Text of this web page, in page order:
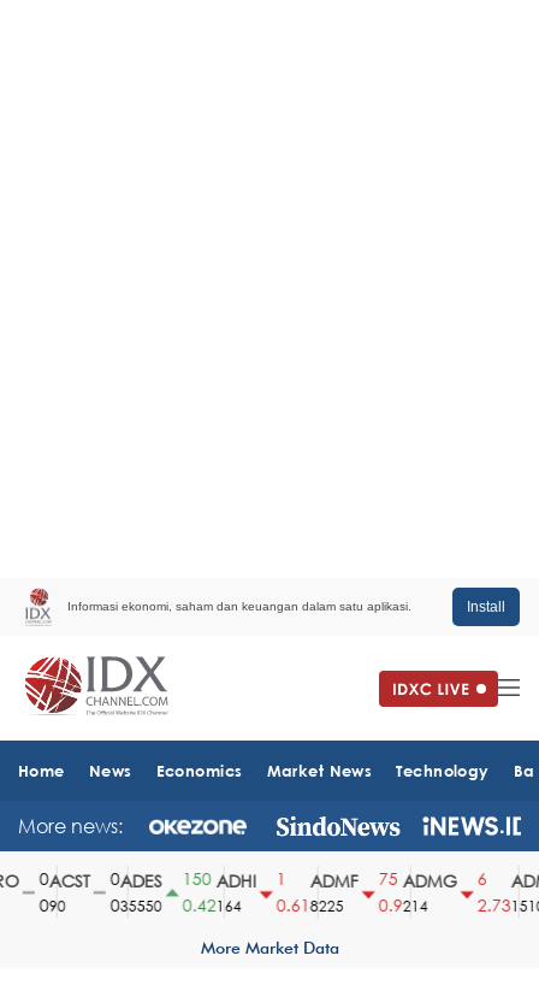
Informasi ekonomi, saham dan keuangan dalam satu aplikasi. Install
Home News Economics Market News Technology
More news:
ACST
90
ADES
35550
150
0.42
ADHI
164
0.61
ADMF
8225
75
0.9
ADMG
214
2.731510
More Market Data